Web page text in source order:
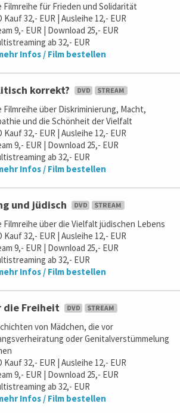
Filmreihe für Frieden und Solidarität
Kauf 32,- EUR | Ausleihe 12,- EUR
9,- EUR | Download 25,- EUR
ab 32,- EUR
Infos / Film bestellen
korrekt?
Filmreihe über Diskriminierung, Macht,
und die Schönheit der Vielfalt
Kauf 32,- EUR | Ausleihe 12,- EUR
9,- EUR | Download 25,- EUR
ab 32,- EUR
Infos / Film bestellen
und jüdisch
Filmreihe über die Vielfalt jüdischen Lebens
Kauf 32,- EUR | Ausleihe 12,- EUR
9,- EUR | Download 25,- EUR
ab 32,- EUR
Infos / Film bestellen
die Freiheit
von Mädchen, die vor
oder Genitalverstümmelung
Kauf 32,- EUR | Ausleihe 12,- EUR
9,- EUR | Download 25,- EUR
ab 32,- EUR
Infos / Film bestellen